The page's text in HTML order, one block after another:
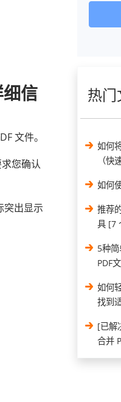
信
文件。
您确认
突出显示
热门
如何
（快
如何
推荐
具 [7
5种
PDF
如何
找到
[已解
合并